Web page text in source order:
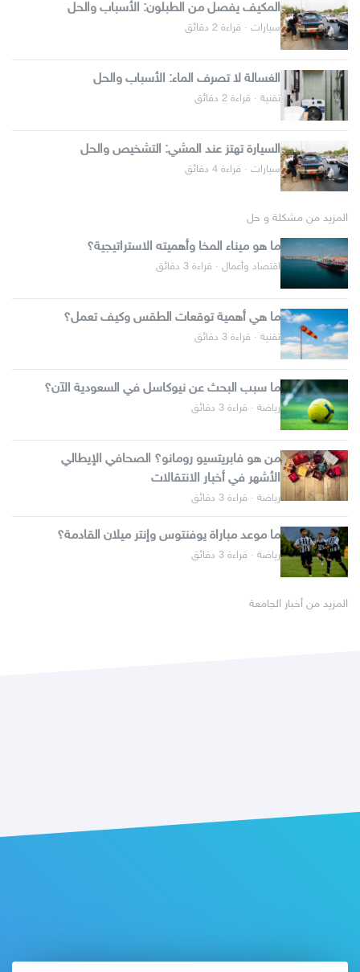
المكيف يفصل من الطبلون: الأسباب والحل
سيارات · قراءة 2 دقائق
الغسالة لا تصرف الماء: الأسباب والحل
تقنية · قراءة 2 دقائق
السيارة تهتز عند المشي: التشخيص والحل
سيارات · قراءة 4 دقائق
المزيد من مشكلة و حل
ما هو ميناء المخا وأهميته الاستراتيجية؟
اقتصاد وأعمال · قراءة 3 دقائق
ما هي أهمية توقعات الطقس وكيف تعمل؟
تقنية · قراءة 3 دقائق
ما سبب البحث عن نيوكاسل في السعودية الآن؟
رياضة · قراءة 3 دقائق
من هو فابريتسيو رومانو؟ الصحافي الإيطالي
الأشهر في أخبار الانتقالات
رياضة · قراءة 3 دقائق
ما موعد مباراة يوفنتوس وإنتر ميلان القادمة؟
رياضة · قراءة 3 دقائق
المزيد من أخبار الجامعة